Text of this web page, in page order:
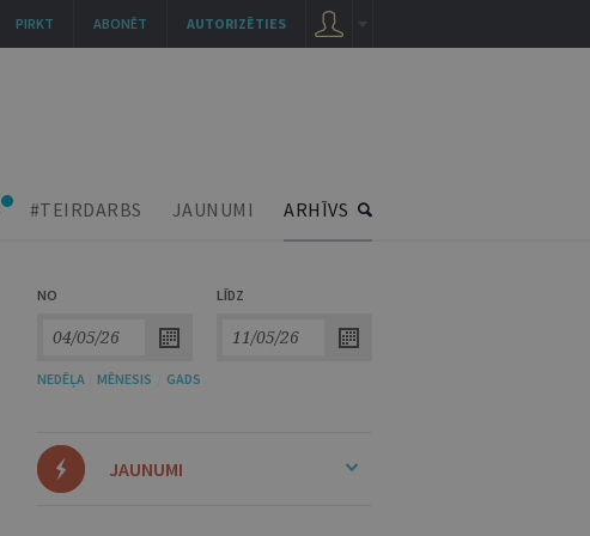
#TEIRDARBS JAUNUMI ARHĪVS
NO LĪDZ
NEDĒĻA MĒNESIS GADS
JAUNUMI
AUTORIZĒTIES
ABONĒT
PIRKT